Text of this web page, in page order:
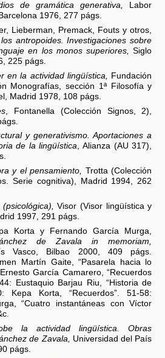
de gramática generativa, Labor
1976, 277 págs.
Lieberman, Premack, Fouts y otros,
antropoides. Investigaciones sobre
en los monos superiores,
Siglo
225 págs.
en la actividad lingüística,
Fundación
Monografías, sección 1ª Filosofía y
Madrid 1978, 108 págs.
, Fontanella (Colección Signos, 2),
y generativismo. Aportaciones a
de la lingüística, Alianza (AU 317),
y el pensamiento, Trotta (Colección
Serie cognitiva), Madrid 1994, 262
Visor (Visor lingüística y
1997, 291 págs.
Korta y Fernando García Murga,
de Zavala in memoriam,
Vasco, Bilbao 2000, 409 págs.
Martín Gaite, “Pasarela hacia lo
García Camarero, “Recuerdos
Eustaquio Barjau Riu, “Historia de
Kepa Korta, “Recuerdos”. 51-58:
“Cuatro instantáneas con Víctor
la actividad lingüística. Obras
de Zavala,
Universidad del País
págs.